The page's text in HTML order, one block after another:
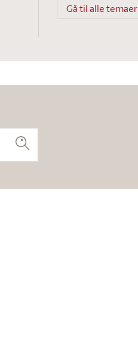
Gå til alle temaer
Søk